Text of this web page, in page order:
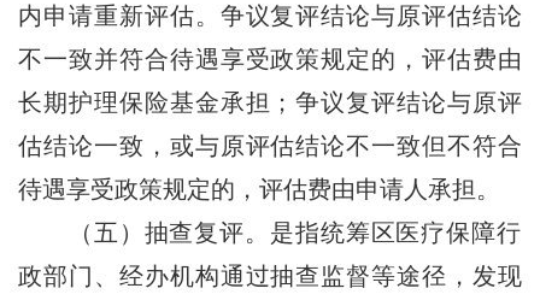
内申请重新评估。争议复评结论与原评估结论
不一致并符合待遇享受政策规定的，评估费由
长期护理保险基金承担；争议复评结论与原评
估结论一致，或与原评估结论不一致但不符合
待遇享受政策规定的，评估费由申请人承担。
（五）抽查复评。是指统筹区医疗保障行
政部门、经办机构通过抽查监督等途径，发现